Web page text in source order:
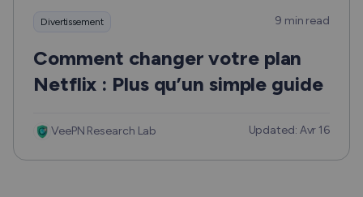
Divertissement 9 min read
Comment changer votre plan
Netflix : Plus qu’un simple guide
VeePN Research Lab Updated: Avr 16